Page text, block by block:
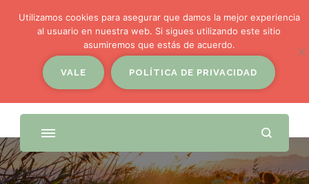
Utilizamos cookies para asegurar que damos la mejor experiencia
al usuario en nuestra web. Si sigues utilizando este sitio
asumiremos que estás de acuerdo.
VALE POLÍTICA DE PRIVACIDAD